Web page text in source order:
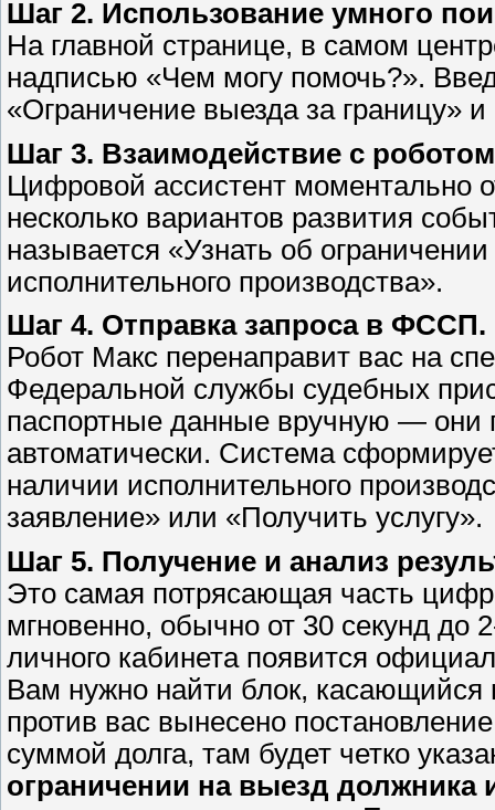
Шаг 2. Использование умного
На главной странице, в самом
надписью «Чем могу помочь?».
«Ограничение выезда за границу»
Шаг 3. Взаимодействие с
Цифровой ассистент моментально
несколько вариантов развития
называется «Узнать об
исполнительного производства».
Шаг 4. Отправка запроса в ФССП.
Робот Макс перенаправит вас на
Федеральной службы судебных
паспортные данные вручную — они
автоматически. Система
наличии исполнительного
заявление» или «Получить услугу».
Шаг 5. Получение и анализ
Это самая потрясающая часть
мгновенно, обычно от 30 секунд до
личного кабинета появится
Вам нужно найти блок, касающийся
против вас вынесено
суммой долга, там будет четко
ограничении на выезд должника